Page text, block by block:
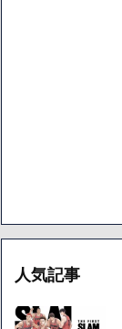
人気記事